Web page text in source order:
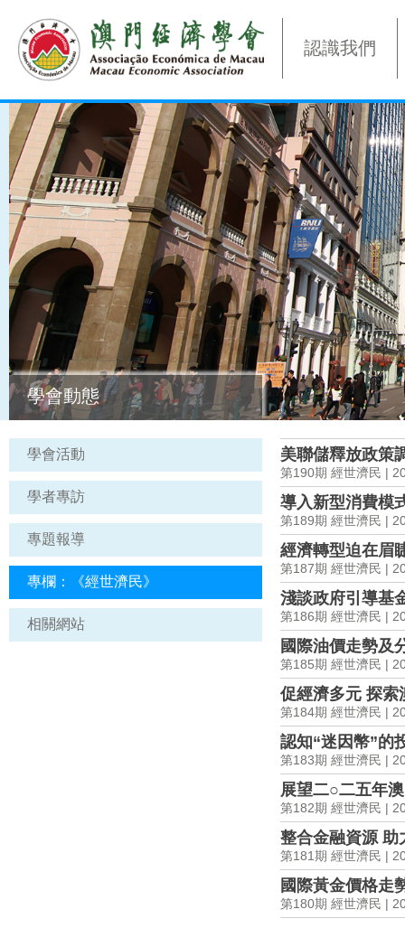
認識我們
學會動態
學會活動
學者專訪
專題報導
專欄：《經世濟民》
相關網站
美聯儲釋放政策
第190期 經世濟民 |
導入新型消費模
第189期 經世濟民 |
經濟轉型迫在眉
第187期 經世濟民 |
淺談政府引導基
第186期 經世濟民 |
國際油價走勢及
第185期 經世濟民 |
促經濟多元 探索
第184期 經世濟民 |
認知“迷因幣”的
第183期 經世濟民 |
展望二○二五年
第182期 經世濟民 |
整合金融資源 助
第181期 經世濟民 |
國際黃金價格走
第180期 經世濟民 |